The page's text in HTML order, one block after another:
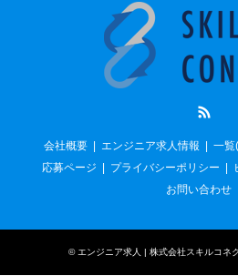
会社概要 エンジニア求人情報
一覧
応募ページ
プライバシーポリシー
お問い合わせ
©エンジニア求人 | 株式会社スキルコネ